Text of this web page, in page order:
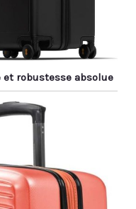
et robustesse absolue